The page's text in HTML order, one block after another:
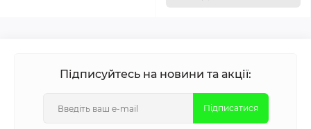
Підписуйтесь на новини та акції:
Підписатися